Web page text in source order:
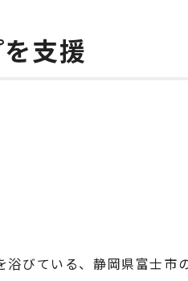
支援
びている、静岡県富士市